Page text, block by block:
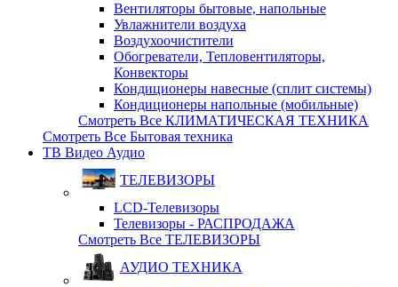
Вентиляторы бытовые, напольные
Увлажнители воздуха
Воздухоочистители
Обогреватели, Тепловентиляторы,
Конвекторы
Кондиционеры навесные (сплит системы)
Кондиционеры напольные (мобильные)
Смотреть Все КЛИМАТИЧЕСКАЯ ТЕХНИКА
Смотреть Все Бытовая техника
ТВ Видео Аудио
ТЕЛЕВИЗОРЫ
LCD-Телевизоры
Телевизоры - РАСПРОДАЖА
Смотреть Все ТЕЛЕВИЗОРЫ
АУДИО ТЕХНИКА